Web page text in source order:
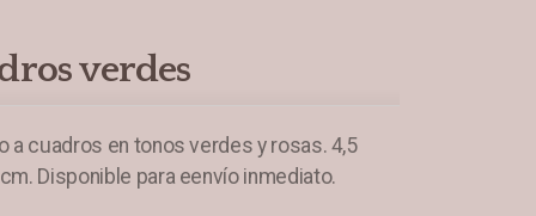
verdes
cuadros en tonos verdes y rosas. 4,5
Disponible para eenvío inmediato.